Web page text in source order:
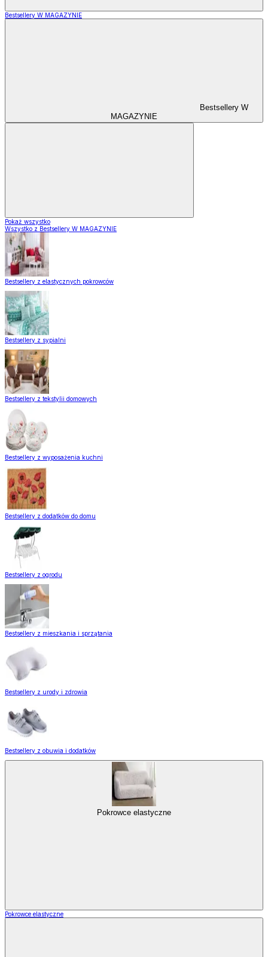
Bestsellery W MAGAZYNIE
Bestsellery W
MAGAZYNIE
Pokaż wszystko
Wszystko z Bestsellery W MAGAZYNIE
Bestsellery z elastycznych pokrowców
Bestsellery z sypialni
Bestsellery z tekstylii domowych
Bestsellery z wyposażenia kuchni
Bestsellery z dodatków do domu
Bestsellery z ogrodu
Bestsellery z mieszkania i sprzątania
Bestsellery z urody i zdrowia
Bestsellery z obuwia i dodatków
Pokrowce elastyczne
Pokrowce elastyczne